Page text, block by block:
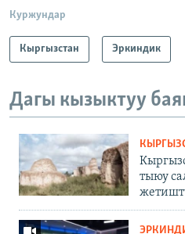
Куржундар
Кыргызстан Эркиндик
Дагы кызыктуу
тыюу